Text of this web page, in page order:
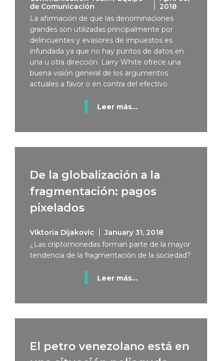
de Comunicación
2018
La afirmación de que las denominaciones
grandes son utilizadas principalmente por
delincuentes y evasores de impuestos es
infundada ya que no hay puntos de datos en
una u otra dirección. Larry White ofrece una
buena visión general de los argumentos
actuales a favor o en contra del efectivo.
Leer más...
De la globalización a la
fragmentación: pagos
pixelados
Viktoria Dijakovic
January 31, 2018
¿Las criptomonedas forman parte de la mayor
tendencia de la fragmentación de la sociedad?
Leer más...
El petro venezolano está en